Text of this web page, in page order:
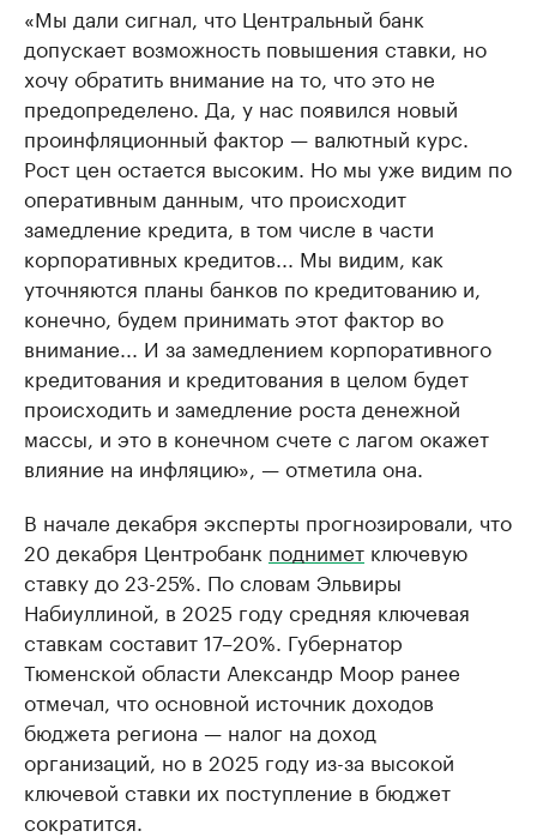
«Мы дали сигнал, что Центральный банк
допускает возможность повышения ставки, но
хочу обратить внимание на то, что это не
предопределено. Да, у нас появился новый
проинфляционный фактор — валютный курс.
Рост цен остается высоким. Но мы уже видим по
оперативным данным, что происходит
замедление кредита, в том числе в части
корпоративных кредитов... Мы видим, как
уточняются планы банков по кредитованию и,
конечно, будем принимать этот фактор во
внимание... И за замедлением корпоративного
кредитования и кредитования в целом будет
происходить и замедление роста денежной
массы, и это в конечном счете с лагом окажет
влияние на инфляцию», — отметила она.
В начале декабря эксперты прогнозировали, что
20 декабря Центробанк поднимет ключевую
ставку до 23-25%. По словам Эльвиры
Набиуллиной, в 2025 году средняя ключевая
ставкам составит 17–20%. Губернатор
Тюменской области Александр Моор ранее
отмечал, что основной источник доходов
бюджета региона — налог на доход
организаций, но в 2025 году из-за высокой
ключевой ставки их поступление в бюджет
сократится.